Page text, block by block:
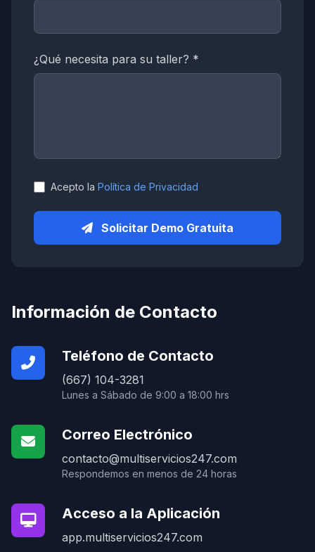
¿Qué necesita para su taller? *
Acepto la Política de Privacidad
Solicitar Demo Gratuita
Información de Contacto
Teléfono de Contacto
(667) 104-3281
Lunes a Sábado de 9:00 a 18:00 hrs
Correo Electrónico
contacto@multiservicios247.com
Respondemos en menos de 24 horas
Acceso a la Aplicación
app.multiservicios247.com